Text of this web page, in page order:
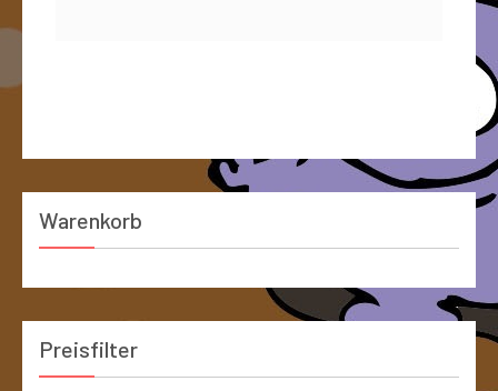
Warenkorb
Preisfilter